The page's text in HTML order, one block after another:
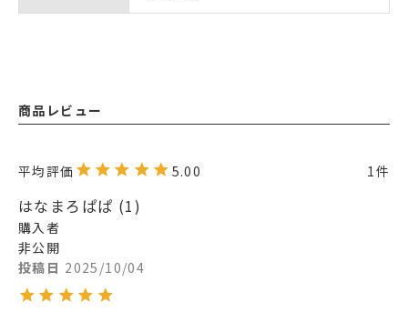
商品レビュー
5.00 1
はなまろぱぱ 1
購入者
非公開
投稿日 2025/10/04